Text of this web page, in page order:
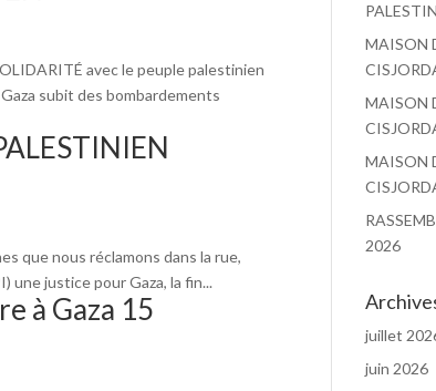
avec le peuple palestinien
subit des bombardements
que nous réclamons dans la rue,
une justice pour Gaza, la fin...
à Gaza 15
MAISON
MAISON
MAISON
2026
juillet
juin 2026